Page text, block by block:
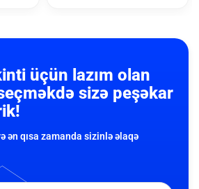
üçün lazım olan
sizə peşəkar
ən qısa zamanda sizinlə əlaqə